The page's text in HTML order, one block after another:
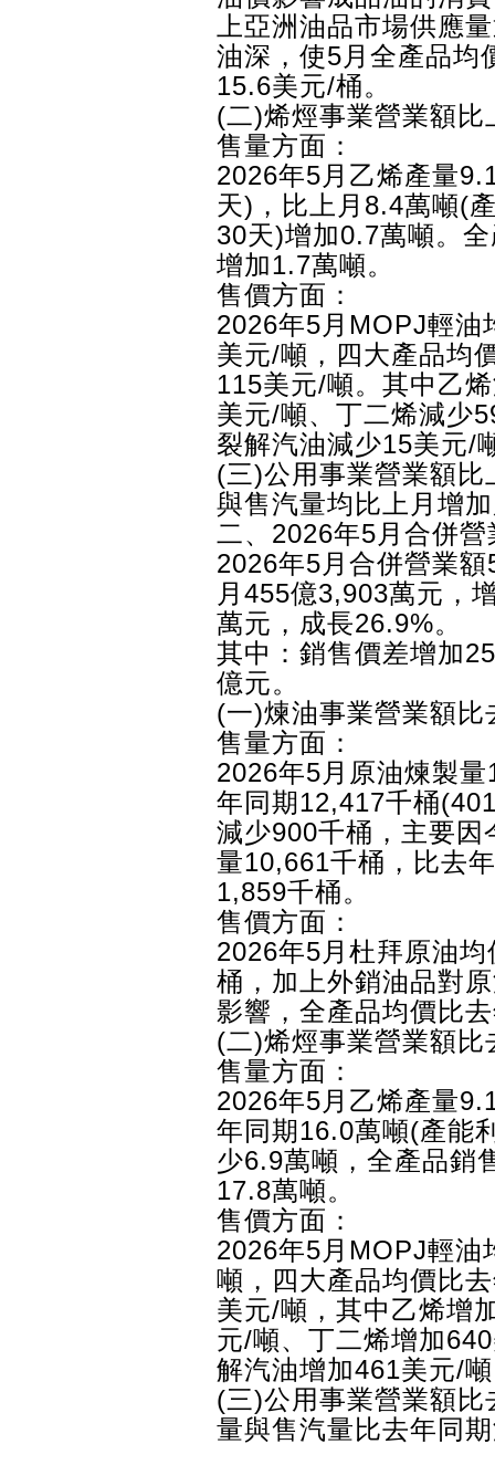
上亞洲油品市場供應
油深，使5月全產品均
15.6美元/桶。
(二)烯烴事業營業額
售量方面：
2026年5月乙烯產量
天)，比上月8.4萬噸(
30天)增加0.7萬噸。
增加1.7萬噸。
售價方面：
2026年5月MOPJ輕油
美元/噸，四大產品均
115美元/噸。其中乙
美元/噸、丁二烯減少
裂解汽油減少15美元/
(三)公用事業營業額
與售汽量均比上月增
二、2026年5月合併
2026年5月合併營業
月455億3,903萬元，
萬元，成長26.9%。
其中：銷售價差增加
億元。
(一)煉油事業營業額
售量方面：
2026年5月原油煉製
年同期12,417千桶
減少900千桶，主要
量10,661千桶，比去
1,859千桶。
售價方面：
2026年5月杜拜原油
桶，加上外銷油品對
影響，全產品均價比
(二)烯烴事業營業額
售量方面：
2026年5月乙烯產量
年同期16.0萬噸(產能
少6.9萬噸，全產品銷
17.8萬噸。
售價方面：
2026年5月MOPJ輕油
噸，四大產品均價比
美元/噸，其中乙烯增
元/噸、丁二烯增加
解汽油增加461美元/
(三)公用事業營業額
量與售汽量比去年同